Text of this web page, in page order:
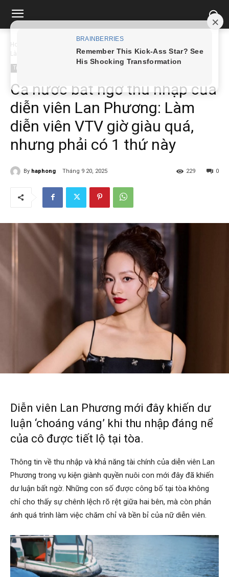
Home
Làm...
Tin tức
Cả nước bất ngờ thu nhập của
diễn viên Lan Phương: Làm
diễn viên VTV giờ giàu quá,
nhưng phải có 1 thứ này
By haphong Tháng 9 20, 2025 0
229
Diễn viên Lan Phương mới đây khiến dư
luận ‘choáng váng’ khi thu nhập đáng nể
của cô được tiết lộ tại tòa.
Thông tin về thu nhập và khả năng tài chính của diễn viên Lan
Phương trong vụ kiện giành quyền nuôi con mới đây đã khiến
dư luận bất ngờ. Những con số được công bố tại tòa không
chỉ cho thấy sự chênh lệch rõ rệt giữa hai bên, mà còn phản
ánh quá trình làm việc chăm chỉ và bền bỉ của nữ diễn viên.